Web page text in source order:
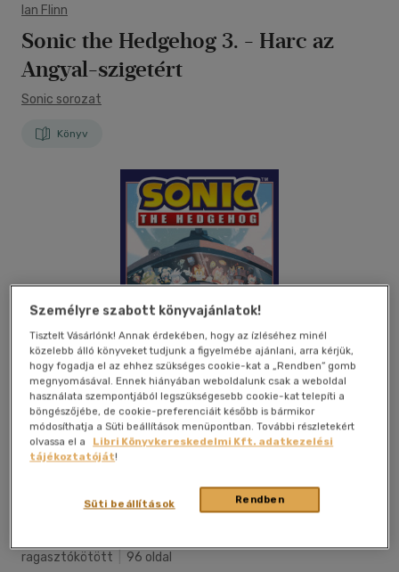
Ian Flinn
Sonic the Hedgehog 3. - Harc az
Angyal-szigetért
Sonic sorozat
Könyv
ragasztókötött
96 oldal
Személyre szabott könyvajánlatok!
Tisztelt Vásárlónk! Annak érdekében, hogy az ízléséhez minél
közelebb álló könyveket tudjunk a figyelmébe ajánlani, arra kérjük,
hogy fogadja el az ehhez szükséges cookie-kat a „Rendben” gomb
megnyomásával. Ennek hiányában weboldalunk csak a weboldal
használata szempontjából legszükségesebb cookie-kat telepíti a
böngészőjébe, de cookie-preferenciáit később is bármikor
módosíthatja a Süti beállítások menüpontban. További részletekért
olvassa el a
Libri Könyvkereskedelmi Kft. adatkezelési
tájékoztatóját!
Rendben
Süti beállítások